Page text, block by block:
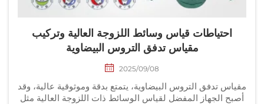
احتياطات قياس وسائط اللزوجة العالية وتركيب
مقياس تدفق التروس البيضاوية
2025/09/08
تدفق التروس البيضاوية، يتمتع بدقة وموثوقية عالية، وقد
الجهاز المفضل لقياس الوسائط ذات اللزوجة العالية مثل